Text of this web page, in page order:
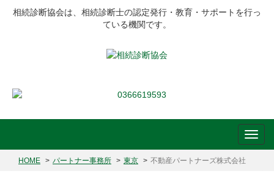
相続診断協会は、相続診断士の認定発行・教育・サポートを行っ
ている機関です。
HOME パートナー事務所 東京 不動産パートナーズ株式会社